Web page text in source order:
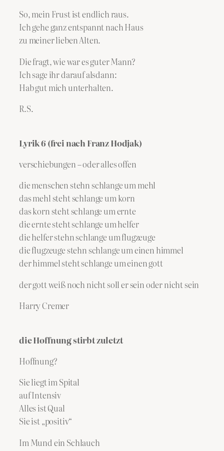
So, mein Frust ist endlich raus.
Ich gehe ganz entspannt nach Haus
zu meiner lieben Alten.
Die fragt, wie war es guter Mann?
Ich sage ihr darauf alsdann:
Hab gut mich unterhalten.
R.S.
Lyrik 6 (frei nach Franz Hodjak)
verschiebungen – oder alles offen
die menschen stehn schlange um mehl
das mehl steht schlange um korn
das korn steht schlange um ernte
die ernte steht schlange um helfer
die helfer stehn schlange um flugzeuge
die flugzeuge stehn schlange um einen himmel
der himmel steht schlange um einen gott
der gott weiß noch nicht soll er sein oder nicht sein
Harry Cremer
die Hoffnung stirbt zuletzt
Hoffnung?
Sie liegt im Spital
auf Intensiv
Alles ist Qual
Sie ist „positiv“
Im Mund ein Schlauch